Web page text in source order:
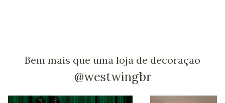
Bem mais que uma loja de decoração
@westwingbr